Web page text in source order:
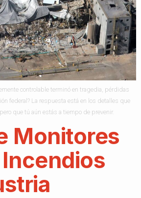
controlable terminó en tragedia, pérdidas
federal? La respuesta está en los detalles que
que tú aún estás a tiempo de prevenir.
Monitores